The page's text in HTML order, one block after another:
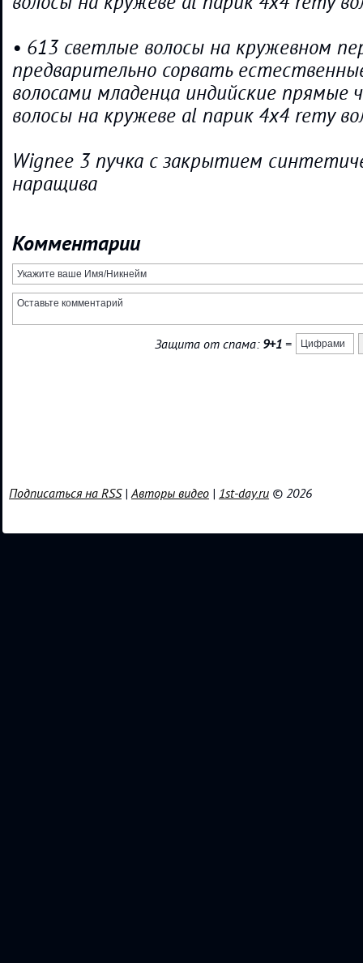
• 613 светлые волосы на кружевном
предварительно сорвать
волосами младенца индийские прямые
волосы на кружеве al парик 4x4 remy
Wignee 3 пучка с закрытием
наращива
Комментарии
Защита от спама: 9+1 =
Подписаться на RSS|Авторы видео | 1st-day.ru © 2026